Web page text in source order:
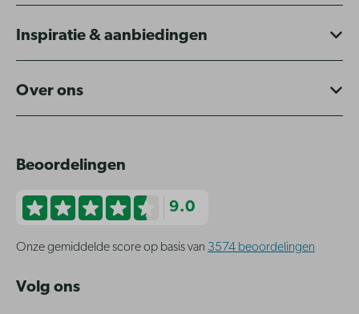
Inspiratie & aanbiedingen
Over ons
Beoordelingen
9.0
Onze gemiddelde score op basis van 3574 beoordelingen
Volg ons